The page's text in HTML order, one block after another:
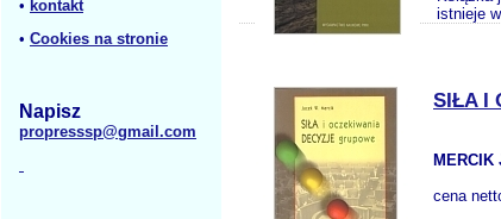
• kontakt
• Cookies na stronie
Napisz
propresssp@gmail.com
istnieje
SIŁA I
MERCIK
cena